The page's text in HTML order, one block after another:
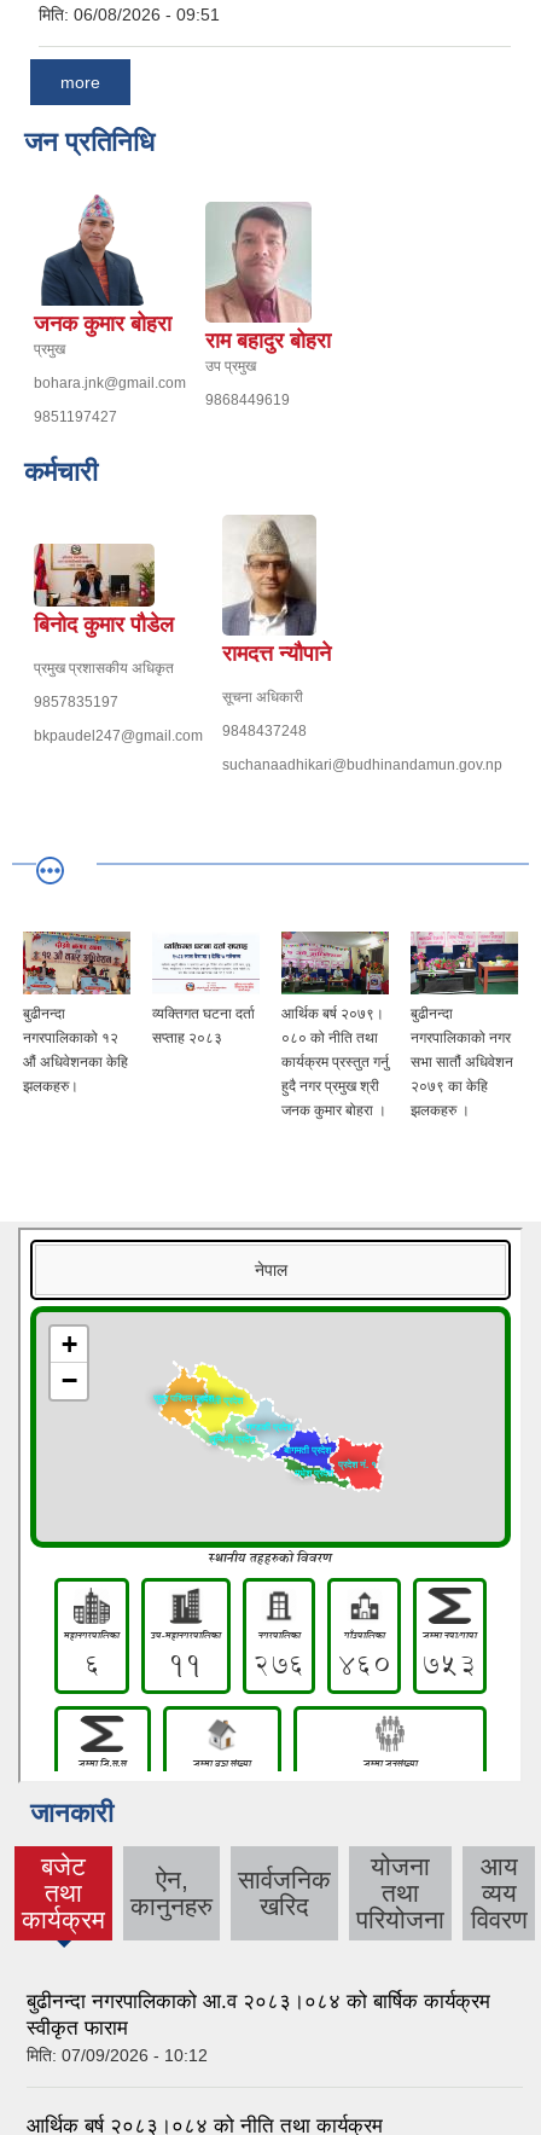
मिति: 06/08/2026 - 09:51
more
जन प्रतिनिधि
जनक कुमार बोहरा
प्रमुख
bohara.jnk@gmail.com
9851197427
राम बहादुर बोहरा
उप प्रमुख
9868449619
कर्मचारी
बिनोद कुमार पौडेल
प्रमुख प्रशासकीय अधिकृत
9857835197
bkpaudel247@gmail.com
रामदत्त न्यौपाने
सूचना अधिकारी
9848437248
suchanaadhikari@budhinandamun.gov.np
बुढीनन्दा
नगरपालिकाको १२
औं अधिवेशनका केहि
झलकहरु।
व्यक्तिगत घटना दर्ता
सप्ताह २०८३
आर्थिक बर्ष २०७९।
०८० को नीति तथा
कार्यक्रम प्रस्तुत गर्नु
हुदै नगर प्रमुख श्री
जनक कुमार बोहरा ।
बुढीनन्दा
नगरपालिकाको नगर
सभा सातौं अधिवेशन
२०७९ का केहि
झलकहरु ।
जानकारी
बजेट
तथा
कार्यक्रम
(active
tab)
ऐन,
कानुनहरु
सार्वजनिक
खरिद
योजना
तथा
परियोजना
आय
व्यय
विवरण
बुढीनन्दा नगरपालिकाको आ.व २०८३।०८४ को बार्षिक कार्यक्रम
स्वीकृत फाराम
मिति: 07/09/2026 - 10:12
आर्थिक बर्ष २०८३।०८४ को नीति तथा कार्यक्रम